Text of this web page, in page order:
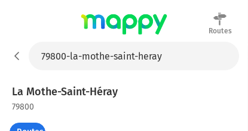
Routes
La Mothe-Saint-Héray
79800